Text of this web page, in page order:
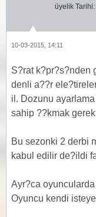
üyelik Tarihi:
10-03-2015, 14:11
S?rat k?pr?s?nden
denli a??r
il. Dozunu
sahip ??kmak
Bu sezonki 2 derbi
kabul edilir de?ildi
Ayr?ca
Oyuncu kendi